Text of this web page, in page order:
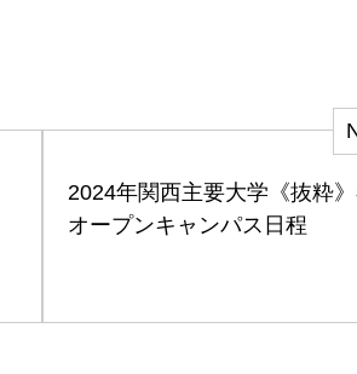
2024年関西主要大学《抜粋
オープンキャンパス日程